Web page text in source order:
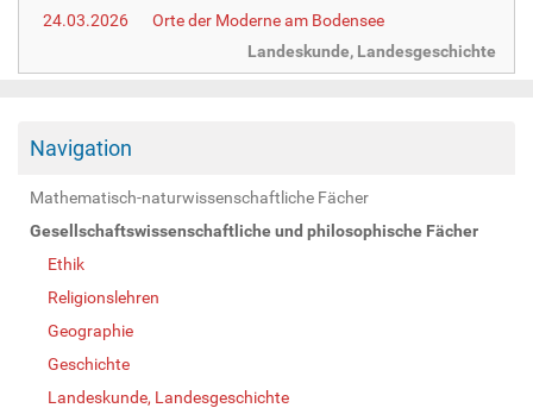
24.03.2026
Orte der Moderne am Bodensee
Landeskunde, Landesgeschichte
Navigation
Mathematisch-naturwissenschaftliche Fächer
Gesellschaftswissenschaftliche und philosophische Fächer
Ethik
Religionslehren
Geographie
Geschichte
Landeskunde, Landesgeschichte